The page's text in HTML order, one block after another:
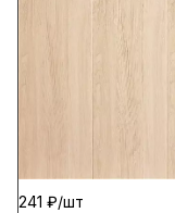
241 ₽/шт